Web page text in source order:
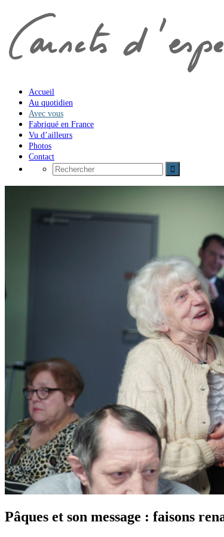
Accueil
Au quotidien
Avec vous
Fabriqué en France
Vu d’ailleurs
Photos
Contact
Pâques et son message : faisons